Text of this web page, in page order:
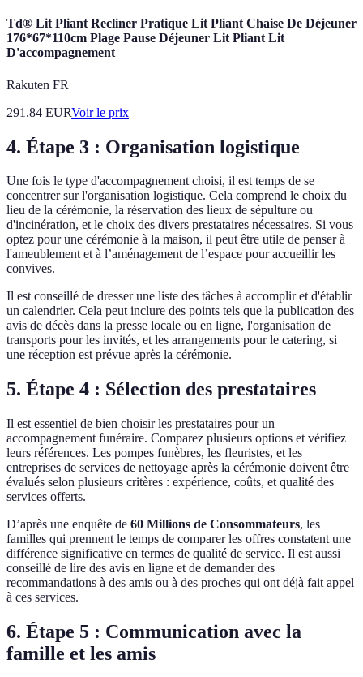
Td® Lit Pliant Recliner Pratique Lit Pliant Chaise De Déjeuner
176*67*110cm Plage Pause Déjeuner Lit Pliant Lit
D'accompagnement
Rakuten FR
291.84 EURVoir le prix
4. Étape 3 : Organisation logistique
Une fois le type d'accompagnement choisi, il est temps de se
concentrer sur l'organisation logistique. Cela comprend le choix du
lieu de la cérémonie, la réservation des lieux de sépulture ou
d'incinération, et le choix des divers prestataires nécessaires. Si vous
optez pour une cérémonie à la maison, il peut être utile de penser à
l'ameublement et à l’aménagement de l’espace pour accueillir les
convives.
Il est conseillé de dresser une liste des tâches à accomplir et d'établir
un calendrier. Cela peut inclure des points tels que la publication des
avis de décès dans la presse locale ou en ligne, l'organisation de
transports pour les invités, et les arrangements pour le catering, si
une réception est prévue après la cérémonie.
5. Étape 4 : Sélection des prestataires
Il est essentiel de bien choisir les prestataires pour un
accompagnement funéraire. Comparez plusieurs options et vérifiez
leurs références. Les pompes funèbres, les fleuristes, et les
entreprises de services de nettoyage après la cérémonie doivent être
évalués selon plusieurs critères : expérience, coûts, et qualité des
services offerts.
D’après une enquête de 60 Millions de Consommateurs, les
familles qui prennent le temps de comparer les offres constatent une
différence significative en termes de qualité de service. Il est aussi
conseillé de lire des avis en ligne et de demander des
recommandations à des amis ou à des proches qui ont déjà fait appel
à ces services.
6. Étape 5 : Communication avec la
famille et les amis